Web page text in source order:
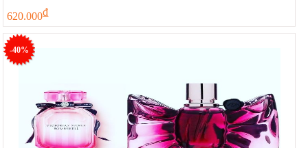
620.000đ
-40%